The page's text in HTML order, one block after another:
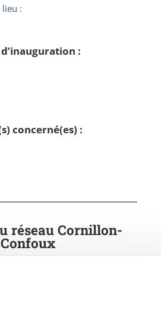
lieu :
:
concerné(es) :
réseau Cornillon-
Confoux